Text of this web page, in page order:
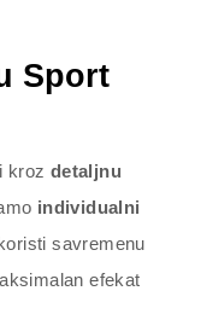
Sport
kroz detaljnu
individualni
savremenu
efekat